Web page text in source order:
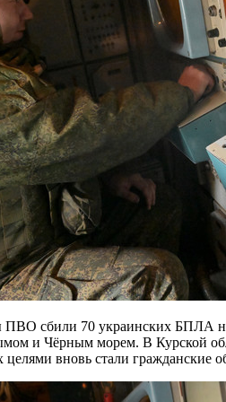
и Чёрным морем. В Курской
целями вновь стали гражданские